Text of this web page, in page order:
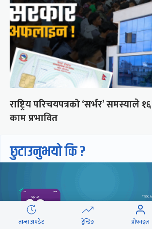
राष्ट्रिय परिचयपत्रको ‘सर्भर’ समस्याले
काम प्रभावित
छुटाउनुभयो कि ?
संसद्लाई टेर्दैनन्
ताजा अपडेट ट्रेन्डिङ प्रोफाइल